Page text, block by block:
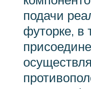
подачи
футорке, в